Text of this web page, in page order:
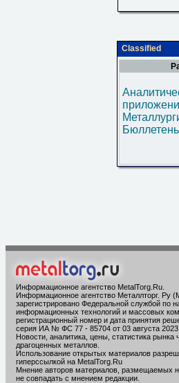
Classified
Бюллетень
Информационное агентство MetalTorg.Ru
Информационное агентство Металлторг. Ру
зарегистрировано Федеральной службой по
информационных технологий и массовых
регистрационный номер и дата принятия
серия ИА № ФС 77 - 85704 от 03 августа 2023
Новости, аналитика, цены, статистика рынка
драгоценных металлов.
Использование открытых материалов
гиперссылкой на MetalTorg.Ru
Мнение авторов материалов, размещаемых
не совпадать с мнением редакции.